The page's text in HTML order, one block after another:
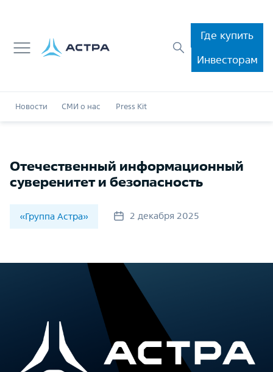
Где купить
Инвесторам
Новости СМИ о нас Press Kit
Отечественный информационный
суверенитет и безопасность
«Группа Астра» 2 декабря 2025